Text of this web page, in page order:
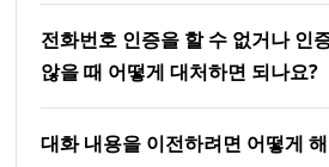
전화번호 인증을 할 수 없거나 인
않을 때 어떻게 대처하면 되나요?
대화 내용을 이전하려면 어떻게